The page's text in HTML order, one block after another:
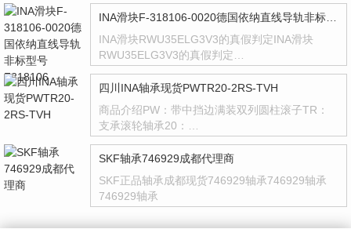
INA滑块RWU35ELG3V3的真假判定INA滑块
RWU35ELG3V3的真假判定…
四川INA轴承现货PWTR20-2RS-TVH
商品介绍PW：带中挡边满装双列圆柱滚子TR：
支承滚轮轴承20：…
SKF轴承746929成都代理商
SKF正品轴承成都现货746929轴承746929轴承
746929轴承